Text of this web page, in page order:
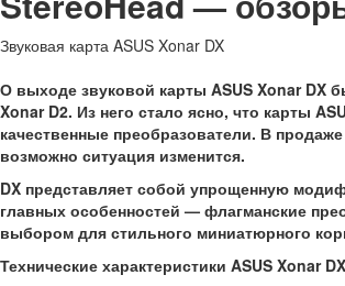
Звуковая карта ASUS Xonar DX
О выходе звуковой карты ASUS Xonar DX
Xonar D2. Из него стало ясно, что карты
качественные преобразователи. В
возможно ситуация изменится.
DX представляет собой упрощенную
главных особенностей — флагманские
выбором для стильного миниатюрного
Технические характеристики ASUS Xonar DX